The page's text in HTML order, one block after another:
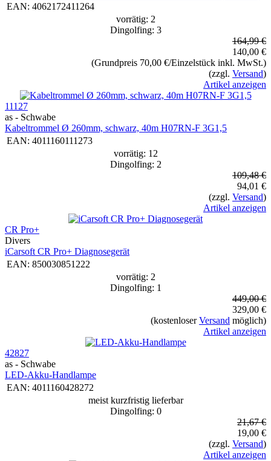
EAN: 4062172411264
vorrätig: 2
Dingolfing: 3
164,99 €
140,00 €
(Grundpreis 70,00 €/Einzelstück inkl. MwSt.)
(zzgl. Versand)
Artikel anzeigen
11127
as - Schwabe
Kabeltrommel Ø 260mm, schwarz, 40m H07RN-F 3G1,5
EAN: 4011160111273
vorrätig: 12
Dingolfing: 2
109,48 €
94,01 €
(zzgl. Versand)
Artikel anzeigen
CR Pro+
Divers
iCarsoft CR Pro+ Diagnosegerät
EAN: 850030851222
vorrätig: 2
Dingolfing: 1
449,00 €
329,00 €
(kostenloserVersand möglich)
Artikel anzeigen
42827
as - Schwabe
LED-Akku-Handlampe
EAN: 4011160428272
meist kurzfristig lieferbar
Dingolfing: 0
21,67 €
19,00 €
(zzgl. Versand)
Artikel anzeigen